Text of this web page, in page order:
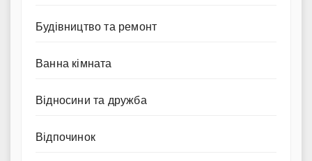
Будівництво та ремонт
Ванна кімната
Відносини та дружба
Відпочинок